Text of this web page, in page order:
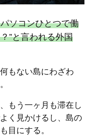
ソコンひとつで働
”と言われる外国
もない島にわざわ
もう一ヶ月も滞在し
く見かけるし、島の
目にする。